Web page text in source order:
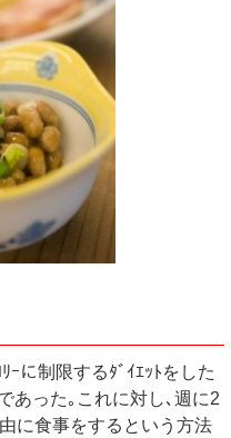
ｰに制限するﾀﾞｲｴｯﾄをした
あった｡これに対し､週に2
に食事をするという方法